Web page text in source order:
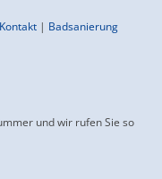
Kontakt | Badsanierung
und wir rufen Sie so